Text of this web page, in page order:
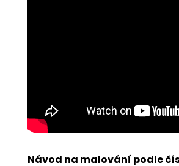
Návod na malování podle